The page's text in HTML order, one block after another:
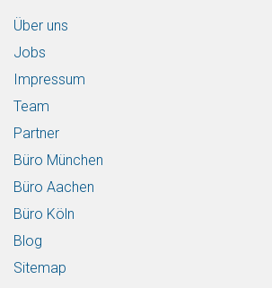
Über uns
Jobs
Impressum
Team
Partner
Büro München
Büro Aachen
Büro Köln
Blog
Sitemap